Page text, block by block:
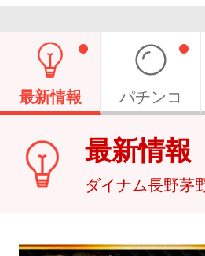
最新情報 パチンコ
最新情報
ダイナム長野